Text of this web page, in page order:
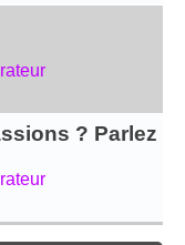
? Parlez